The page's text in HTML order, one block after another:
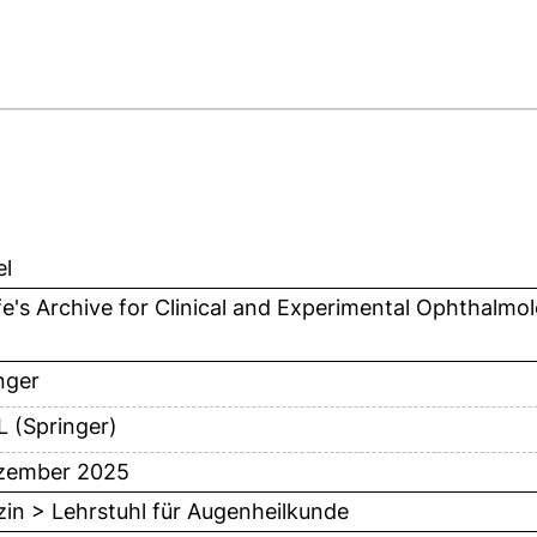
Archive for Clinical and Experimental
(Springer)
2025
> Lehrstuhl für Augenheilkunde